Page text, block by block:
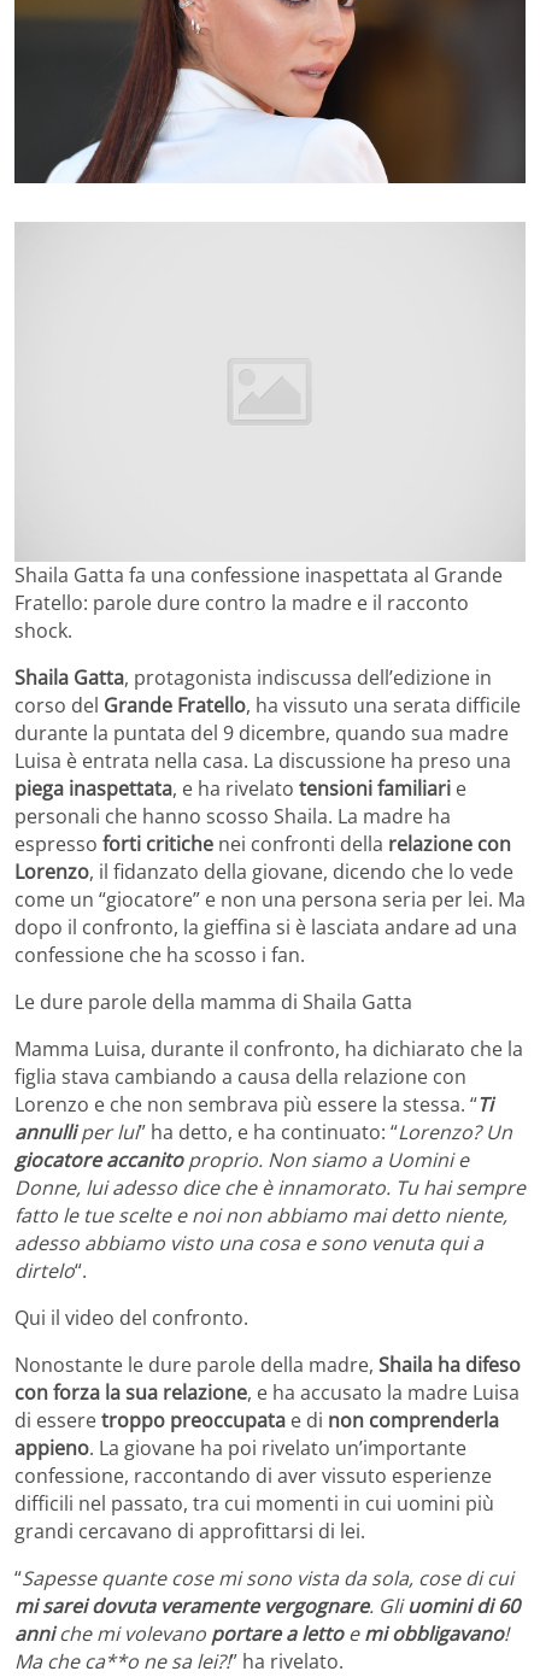
Shaila Gatta fa una confessione inaspettata al Grande
Fratello: parole dure contro la madre e il racconto
shock.
Shaila Gatta, protagonista indiscussa dell’edizione in
corso del Grande Fratello, ha vissuto una serata difficile
durante la puntata del 9 dicembre, quando sua madre
Luisa è entrata nella casa. La discussione ha preso una
piega inaspettata, e ha rivelato tensioni familiari e
personali che hanno scosso Shaila. La madre ha
espresso forti critiche nei confronti della relazione con
Lorenzo, il fidanzato della giovane, dicendo che lo vede
come un “giocatore” e non una persona seria per lei. Ma
dopo il confronto, la gieffina si è lasciata andare ad una
confessione che ha scosso i fan.
Le dure parole della mamma di Shaila Gatta
Mamma Luisa, durante il confronto, ha dichiarato che la
figlia stava cambiando a causa della relazione con
Lorenzo e che non sembrava più essere la stessa. “Ti
annulliper lui” ha detto, e ha continuato: “Lorenzo? Un
giocatore accanitoproprio. Non siamo a Uomini e
Donne, lui adesso dice che è innamorato. Tu hai sempre
fatto le tue scelte e noi non abbiamo mai detto niente,
adesso abbiamo visto una cosa e sono venuta qui a
dirtelo“.
Qui il video del confronto.
Nonostante le dure parole della madre, Shaila ha difeso
con forza la sua relazione, e ha accusato la madre Luisa
di esseretroppo preoccupata e di non comprenderla
appieno. La giovane ha poi rivelato un’importante
confessione, raccontando di aver vissuto esperienze
difficili nel passato, tra cui momenti in cui uomini più
grandi cercavano di approfittarsi di lei.
“Sapesse quante cose mi sono vista da sola, cose di cui
mi sarei dovuta veramente vergognare. Gliuomini di 60
anniche mi volevano portare a lettoemi obbligavano!
Ma che ca**o ne sa lei?!” ha rivelato.